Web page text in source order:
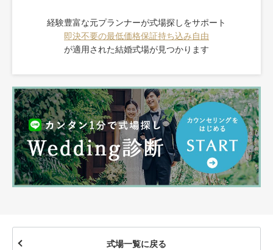
経験豊富な元プランナーが式場探しをサポート
即決不要の最低価格保証持ち込み自由
が適用された結婚式場が見つかります
式場一覧に戻る